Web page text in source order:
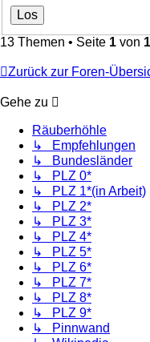
13 Themen • Seite 1 von 1
Zurück zur Foren-
Gehe zu
Räuberhöhle
↳ Empfehlungen
↳ Bundesländer
↳ PLZ 0*
↳ PLZ 1*(in Arbeit)
↳ PLZ 2*
↳ PLZ 3*
↳ PLZ 4*
↳ PLZ 5*
↳ PLZ 6*
↳ PLZ 7*
↳ PLZ 8*
↳ PLZ 9*
↳ Pinnwand